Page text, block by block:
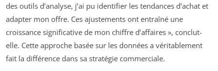
des outils d’analyse, j’ai pu identifier les tendances d’achat et
adapter mon offre. Ces ajustements ont entraîné une
croissance significative de mon chiffre d’affaires », conclut-
elle. Cette approche basée sur les données a véritablement
fait la différence dans sa stratégie commerciale.